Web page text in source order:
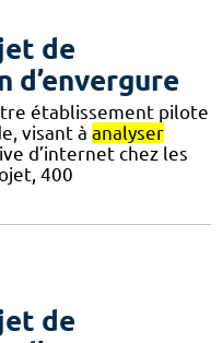
de
d’envergure
établissement pilote
visant à analyser
d’internet chez les
400
de